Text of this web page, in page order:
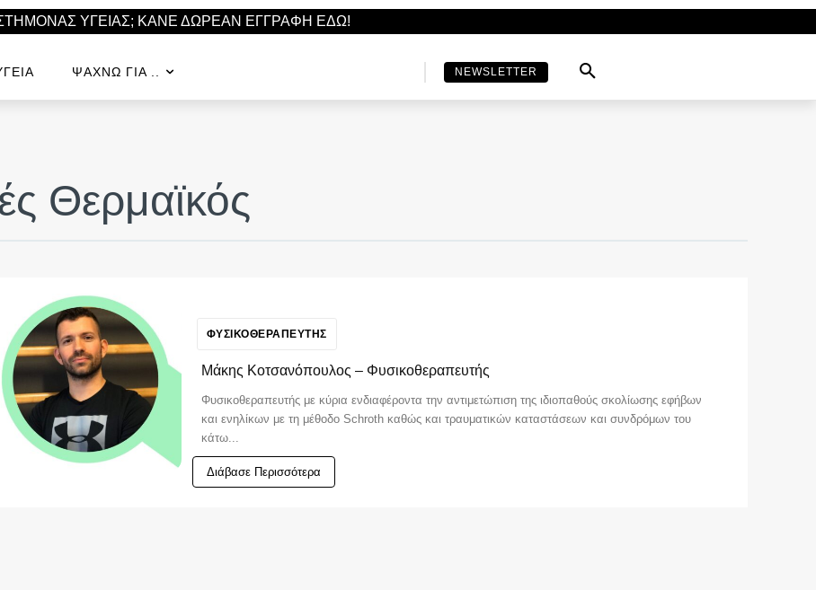
ΥΓΕΙΑΣ; ΚΑΝΕ ΔΩΡΕΑΝ ΕΓΓΡΑΦΗ ΕΔΩ!
ΨΆΧΝΩ ΓΙΑ .. NEWSLETTER
Θερμαϊκός
ΦΥΣΙΚΟΘΕΡΑΠΕΥΤΗΣ
Μάκης Κοτσανόπουλος – Φυσικοθεραπευτής
Φυσικοθεραπευτής με κύρια ενδιαφέροντα την αντιμετώπιση της ιδιοπαθούς σκολίωσης εφήβων
και ενηλίκων με τη μέθοδο Schroth καθώς και τραυματικών καταστάσεων και συνδρόμων του
κάτω...
Διάβασε Περισσότερα